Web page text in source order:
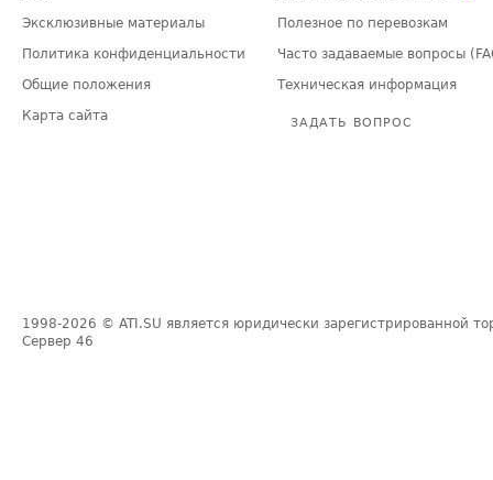
Эксклюзивные материалы
Политика конфиденциальности
Общие положения
Карта сайта
Полезное по перевозкам
Часто задаваемые вопросы
Техническая информация
ЗАДАТЬ ВОПРОС
1998-2026 © ATI.SU является юридически зарегистрированной
Сервер 46